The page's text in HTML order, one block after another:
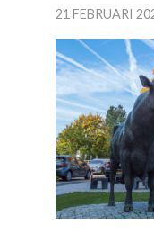
21 FEBRUARI